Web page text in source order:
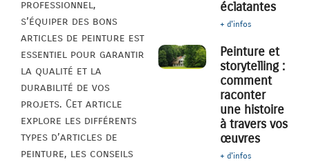
professionnel,
s’équiper des bons
articles de peinture est
essentiel pour garantir
la qualité et la
durabilité de vos
projets. Cet article
explore les différents
types d’articles de
peinture, les conseils
éclatantes
+ d'infos
Peinture et
storytelling :
comment
raconter
une histoire
à travers vos
œuvres
+ d'infos